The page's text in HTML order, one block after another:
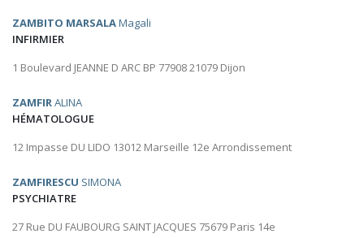
ZAMBITO MARSALAMagali
INFIRMIER
1 Boulevard JEANNE D ARC BP 77908 21079 Dijon
ZAMFIRALINA
HÉMATOLOGUE
12 Impasse DU LIDO 13012 Marseille 12e Arrondissement
ZAMFIRESCU SIMONA
PSYCHIATRE
27 Rue DU FAUBOURG SAINT JACQUES 75679 Paris 14e